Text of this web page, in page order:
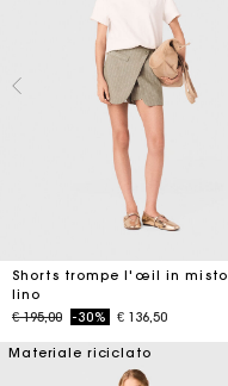
Shorts trompe l'œil in misto
lino
Price reduced from
€ 195,00to-30% € 136,50
Materiale riciclato